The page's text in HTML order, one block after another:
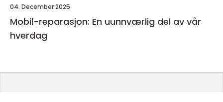
04. December 2025
Mobil-reparasjon: En uunnværlig del av vår
hverdag